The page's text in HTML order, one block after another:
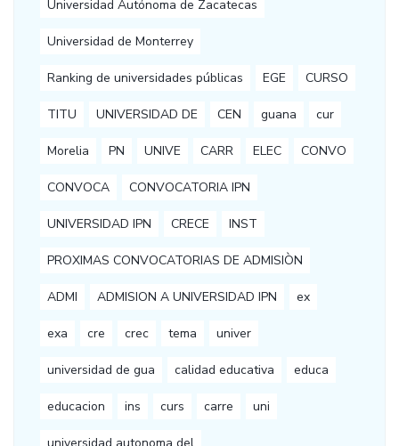
Universidad Autónoma de Zacatecas
Universidad de Monterrey
Ranking de universidades públicas EGE CURSO
TITU UNIVERSIDAD DE CEN guana cur
Morelia PN UNIVE CARR ELEC CONVO
CONVOCA CONVOCATORIA IPN
UNIVERSIDAD IPN CRECE INST
PROXIMAS CONVOCATORIAS DE ADMISIÒN
ADMI ADMISION A UNIVERSIDAD IPN ex
exa cre crec tema univer
universidad de gua calidad educativa educa
educacion ins curs carre uni